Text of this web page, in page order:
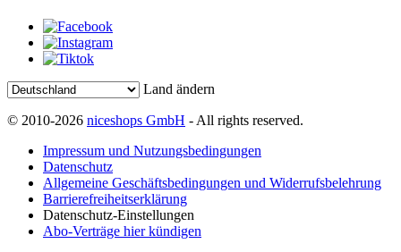
Land ändern
© 2010-2026 niceshops GmbH - All rights reserved.
Impressum und Nutzungsbedingungen
Datenschutz
Allgemeine Geschäftsbedingungen und Widerrufsbelehrung
Barrierefreiheitserklärung
Datenschutz-Einstellungen
Abo-Verträge hier kündigen